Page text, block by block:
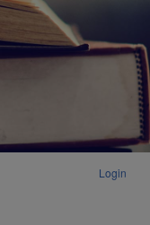
Login